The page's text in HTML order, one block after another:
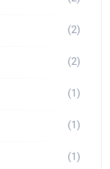
(2)
(2)
(1)
(1)
(1)